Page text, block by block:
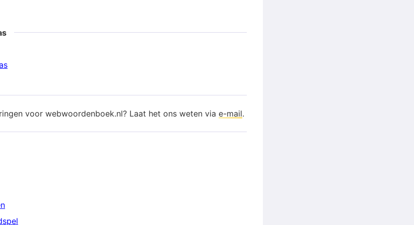
voor webwoordenboek.nl? Laat het ons weten via e-mail.